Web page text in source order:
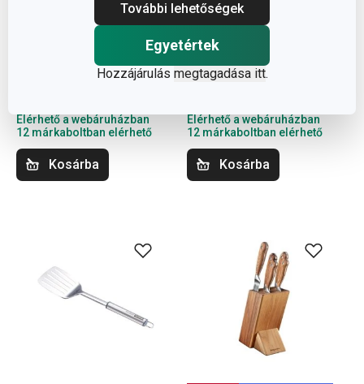
További lehetőségek
Egyetértek
Hozzájárulás megtagadása itt.
TAVERNE tányér ø 26 cm,
Elérhető a webáruházban
12 márkaboltban elérhető
Kosárba
GrandCHEF sütőtál
36 x 24 cm
Elérhető a webáruházban
12 márkaboltban elérhető
Kosárba